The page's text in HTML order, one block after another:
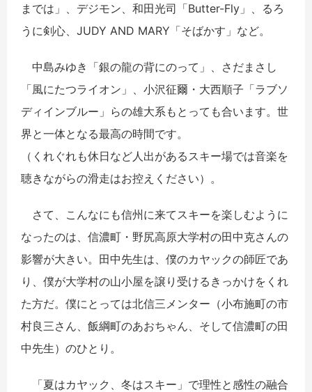
までは」、デジモン、和田光司「Butter-Fly」、るろ
うに剣心、JUDY AND MARY「そばかす」など。
中島みゆき「銀の龍の背にのって」、さだまさし
「風にたつライオン」、小沢征爾・大西順子「ラブソ
ディインブルー」らの雄大系もとっても合います。世
界と一体となる最高の時間です。
（くれぐれも休日など人出があるスキー場では音楽を
聴きながらの滑走はお控えください）。
さて、こんなにも信州に来てスキーを楽しむように
なったのは、信濃町・野尻高原大学村の田中克さんの
影響が大きい。田中先生は、僕のカヤックの師匠であ
り、僕が大学村の山小屋を譲り受けるきっかけをくれ
た方だ。僕にとっては北信三メンター（小布施町の市
村良三さん、飯綱町のあおちゃん、そして信濃町の田
中先生）のひとり。
「夏はカヤック、冬はスキー」で理性と感性の融合